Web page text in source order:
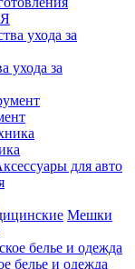
ухода за
для авто
Мешки
белье и одежда